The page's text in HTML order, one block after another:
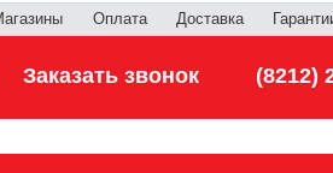
Оплата Доставка
Заказать звонок (8212)